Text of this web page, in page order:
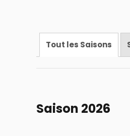
Tout les Saisons
Saison 2026